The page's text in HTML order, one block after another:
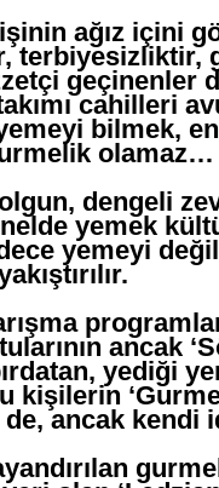
ağız içini
terbiyesizliktir,
geçinenler
cahilleri
bilmek,
olamaz…
dengeli
yemek
yemeyi
ancak
yediği
ancak kendi